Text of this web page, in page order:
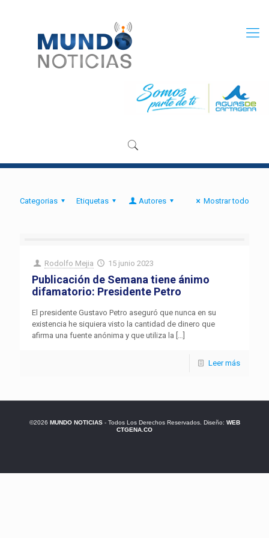
Categorias Etiquetas Autores Mostrar todo
Rodolfo Mejia 15 junio 2023
Publicación de Semana tiene ánimo
difamatorio: Presidente Petro
El presidente Gustavo Petro aseguró que nunca en su
existencia he siquiera visto la cantidad de dinero que
afirma una fuente anónima y que utiliza la […]
Leer más
©2026 MUNDO NOTICIAS- Todos Los Derechos Reservados. Diseño: WEB
CTGENA.CO